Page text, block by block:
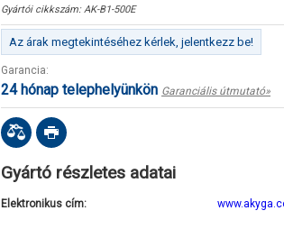
Gyártói cikkszám:AK-B1-500E
Az árak megtekintéséhez kérlek, jelentkezz be!
Garancia:
24 hónap telephelyünkön Garanciális útmutató»
Gyártó részletes adatai
Elektronikus cím: